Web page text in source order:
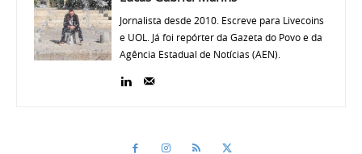
Jornalista desde 2010. Escreve para Livecoins
e UOL. Já foi repórter da Gazeta do Povo e da
Agência Estadual de Notícias (AEN).